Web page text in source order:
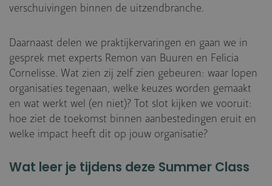
verschuivingen binnen de uitzendbranche.
Daarnaast delen we praktijkervaringen en gaan we in
gesprek met experts Remon van Buuren en Felicia
Cornelisse. Wat zien zij zelf zien gebeuren: waar lopen
organisaties tegenaan, welke keuzes worden gemaakt
en wat werkt wel (en niet)? Tot slot kijken we vooruit:
hoe ziet de toekomst binnen aanbestedingen eruit en
welke impact heeft dit op jouw organisatie?
Wat leer je tijdens deze Summer Class